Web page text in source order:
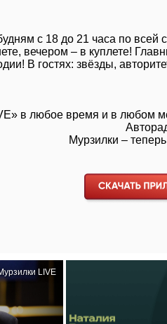
с 18 до 21 часа по
вечером – в куплете!
В гостях: звёзды,
в любое время и в любом
Мурзилки –
LIVE